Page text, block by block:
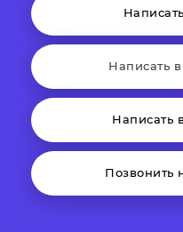
Написать
Написать
Позвонить